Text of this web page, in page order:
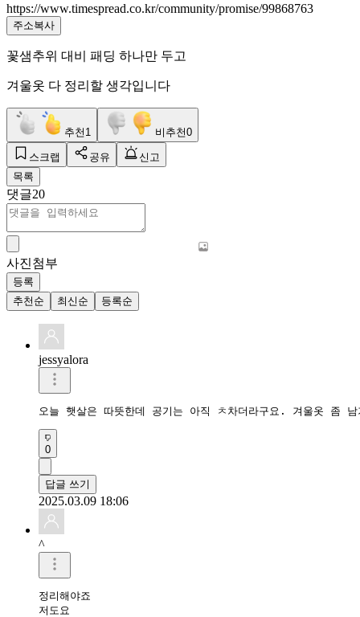
https://www.timespread.co.kr/community/promise/99868763
주소복사
꽃샘추위 대비 패딩 하나만 두고
겨울옷 다 정리할 생각입니다
추천 1 비추천0
스크랩 공유
신고
목록
댓글20
사진첨부
등록
추천순
최신순 등록순
jessyalora
오늘 햇살은 따뜻한데 공기는 아직 ㅊ차더라구요. 겨울옷 좀
0
답글 쓰기
2025.03.09 18:06
^
정리해야죠
저도요